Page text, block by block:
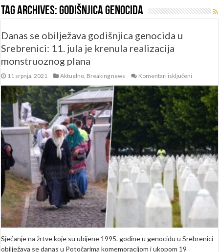
Tag Archives:godišnjica genocida
Danas se obilježava godišnjica genocida u
Srebrenici: 11. jula je krenula realizacija
monstruoznog plana
11 srpnja, 2021 Aktuelno Breaking news Komentari isključeni
se
obilježava
godišnjica
genocida
u
11.
je
krenula
realizacija
plana
Sjećanje na žrtve koje su ubijene 1995. godine u genocidu u Srebrenici
obilježava se danas u Potočarima komemoracijom i ukopom 19